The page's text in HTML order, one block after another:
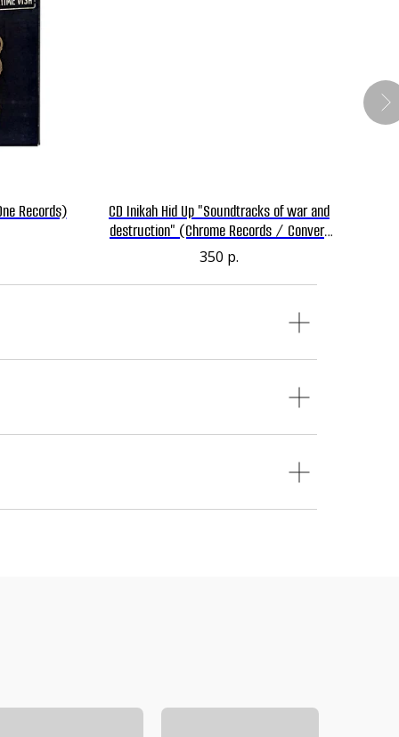
Records)
CD Inikah Hid Up "Soundtracks of war and
destruction" (Chrome Records / Convert
Distro / GustiXKatilXDistro / Nervous
Rechords / Papakerma / Ronin Records)
350 р.